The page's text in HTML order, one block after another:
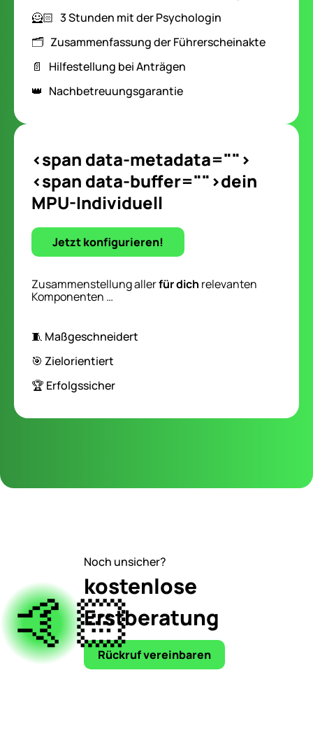
🦸🏻‍️ 3 Stunden mit der Psychologin
🗂️ Zusammenfassung der Führerscheinakte
📄 Hilfestellung bei Anträgen
👑 Nachbetreuungsgarantie
<span data-metadata="">
<span data-buffer="">dein
MPU-Individuell
Jetzt konfigurieren!
Zusammenstellung allerfür dich relevanten
Komponenten …
🧵 Maßgeschneidert
🎯 Zielorientiert
🏆 Erfolgssicher
🤙🏻
Noch unsicher?
kostenlose
Erstberatung
Rückruf vereinbaren